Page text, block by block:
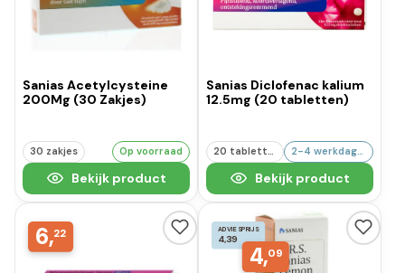
Sanias Acetylcysteine
200Mg (30 Zakjes)
30 zakjes Op voorraad
Bekijk product
Sanias Diclofenac kalium
12.5mg (20 tabletten)
20 tabletten 2-4 werkdagen
Bekijk product
6,22 ADVIESPRIJS
4,39
4,09